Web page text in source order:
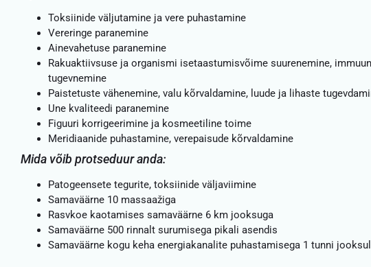
Toksiinide väljutamine ja vere puhastamine
Vereringe paranemine
Ainevahetuse paranemine
Rakuaktiivsuse ja organismi isetaastumisvõime suurenemine,
tugevnemine
Paistetuste vähenemine, valu kõrvaldamine, luude ja lihaste
Une kvaliteedi paranemine
Figuuri korrigeerimine ja kosmeetiline toime
Meridiaanide puhastamine, verepaisude kõrvaldamine
Mida võib protseduur anda:
Patogeensete tegurite, toksiinide väljaviimine
Samaväärne 10 massaažiga
Rasvkoe kaotamises samaväärne 6 km jooksuga
Samaväärne 500 rinnalt surumisega pikali asendis
Samaväärne kogu keha energiakanalite puhastamisega 1 tunni jooksul